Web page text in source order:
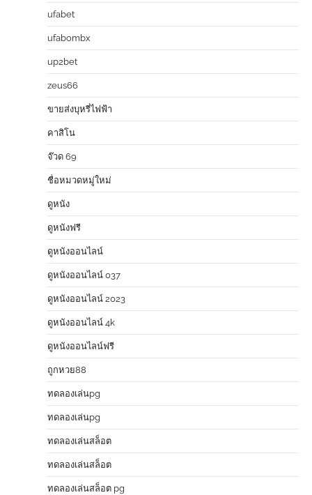
ufabet
ufabombx
up2bet
zeus66
ขายส่งบุหรี่ไฟฟ้า
คาสิโน
จ๊วด 69
ชื่อหมวดหมู่ใหม่
ดูหนัง
ดูหนังฟรี
ดูหนังออนไลน์
ดูหนังออนไลน์ 037
ดูหนังออนไลน์ 2023
ดูหนังออนไลน์ 4k
ดูหนังออนไลน์ฟรี
ถูกหวย88
ทดลองเล่นpg
ทดลองเล่นpg
ทดลองเล่นสล็อต
ทดลองเล่นสล็อต
ทดลองเล่นสล็อต pg